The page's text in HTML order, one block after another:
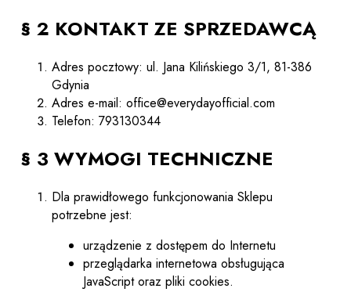
§ 2 KONTAKT ZE SPRZEDAWCĄ
Adres pocztowy: ul. Jana Kilińskiego 3/1, 81-386
Gdynia
Adres e-mail: office@everydayofficial.com
Telefon: 793130344
§ 3 WYMOGI TECHNICZNE
Dla prawidłowego funkcjonowania Sklepu
potrzebne jest:
urządzenie z dostępem do Internetu
przeglądarka internetowa obsługująca
JavaScript oraz pliki cookies.